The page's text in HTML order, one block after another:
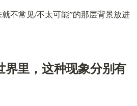
不常见/不太可能”的那层背景放进
界里，这种现象分别有